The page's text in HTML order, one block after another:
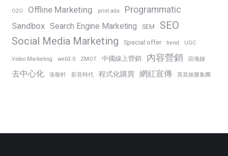
O2O Offline Marketing print ads Programmatic
Sandbox Search Engine Marketing SEM
SEO
Social Media Marketing
Special offer trend UGC
Video Marketing web3.0 ZMOT 中國線上營銷 內容營銷 區塊鏈
去中心化 張敬軒 影音時代 程式化購買 網紅宣傳 英皇娛樂集團